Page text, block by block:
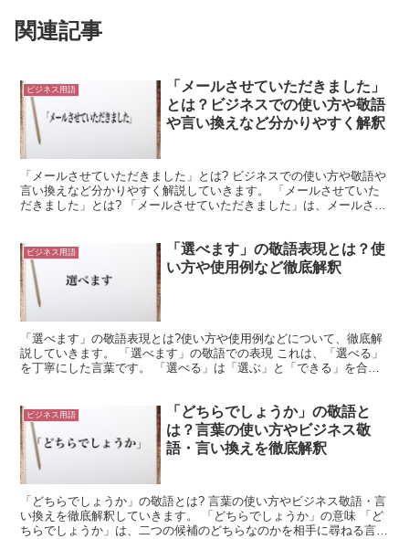
関連記事
ビジネス用語
「メールさせていただきました」
とは？ビジネスでの使い方や敬語
や言い換えなど分かりやすく解釈
「メールさせていただきました」とは? ビジネスでの使い方や敬語や
言い換えなど分かりやすく解説していきます。 「メールさせていた
だきました」とは? 「メールさせていただきました」は、メールさせ
ビジネス用語
「選べます」の敬語表現とは？使
い方や使用例など徹底解釈
「選べます」の敬語表現とは?使い方や使用例などについて、徹底解
説していきます。 「選べます」の敬語での表現 これは、「選べる」
を丁寧にした言葉です。 「選べる」は「選ぶ」と「できる」を合わ
ビジネス用語
「どちらでしょうか」の敬語と
は？言葉の使い方やビジネス敬
語・言い換えを徹底解釈
「どちらでしょうか」の敬語とは? 言葉の使い方やビジネス敬語・言
い換えを徹底解釈していきます。 「どちらでしょうか」の意味 「ど
ちらでしょうか」は、二つの候補のどちらなのかを相手に尋ねる言葉